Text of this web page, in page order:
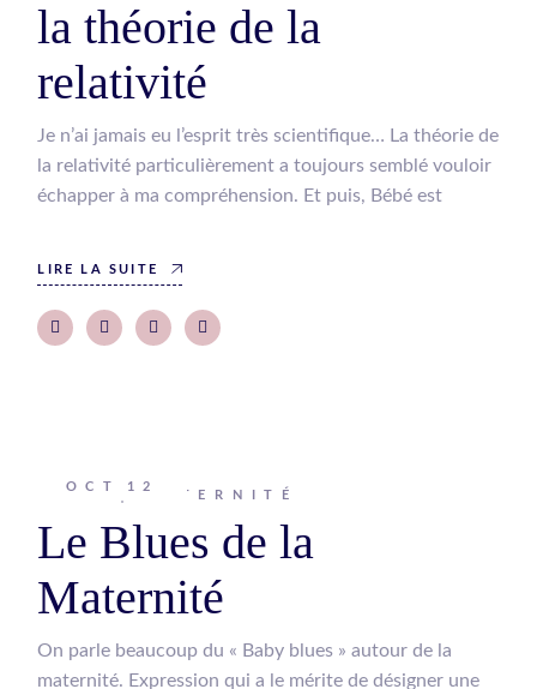
la théorie de la
relativité
Je n’ai jamais eu l’esprit très scientifique… La théorie de
la relativité particulièrement a toujours semblé vouloir
échapper à ma compréhension. Et puis, Bébé est
LIRE LA SUITE
OCT 12
Johanna MATERNITÉ
Le Blues de la
Maternité
On parle beaucoup du « Baby blues » autour de la
maternité. Expression qui a le mérite de désigner une